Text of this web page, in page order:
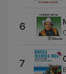
6
7